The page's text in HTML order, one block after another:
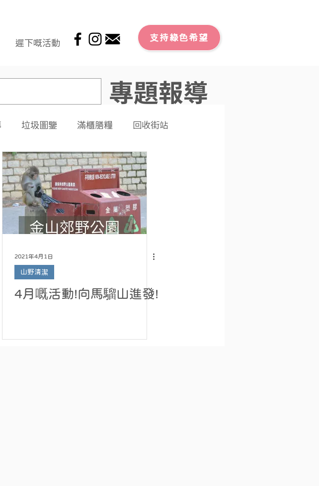
遲下嘅活動 支持綠色希望
專題報導
垃圾圖鑒 滿櫃膳糧 回收街站
環保資訊及文章 頭版文章 零廢外賣
拾起希望 海岸清潔大行動
2021年4月1日
山野清潔
4月嘅活動!向馬騮山進發!